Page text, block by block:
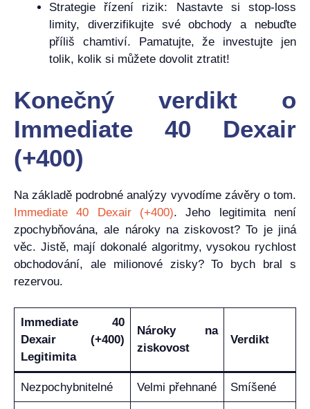
Strategie řízení rizik: Nastavte si stop-loss
limity, diverzifikujte své obchody a nebuďte
příliš chamtiví. Pamatujte, že investujte jen
tolik, kolik si můžete dovolit ztratit!
Konečný verdikt o
Immediate 40 Dexair
(+400)
Na základě podrobné analýzy vyvodíme závěry o tom.
Immediate 40 Dexair (+400). Jeho legitimita není
zpochybňována, ale nároky na ziskovost? To je jiná
věc. Jistě, mají dokonalé algoritmy, vysokou rychlost
obchodování, ale milionové zisky? To bych bral s
rezervou.
Immediate 40
Dexair (+400)
Legitimita
Nároky na
ziskovost
Verdikt
Nezpochybnitelné Velmi přehnané Smíšené